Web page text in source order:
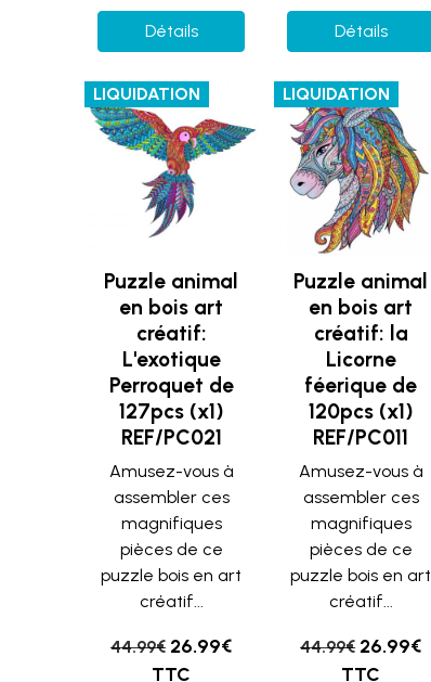
Détails Détails
LIQUIDATION
Puzzle animal
en bois art
créatif:
L'exotique
Perroquet de
127pcs (x1)
REF/PC021
Amusez-vous à
assembler ces
magnifiques
pièces de ce
puzzle bois en art
créatif...
44.99€ 26.99€
TTC
LIQUIDATION
Puzzle animal
en bois art
créatif: la
Licorne
féerique de
120pcs (x1)
REF/PC011
Amusez-vous à
assembler ces
magnifiques
pièces de ce
puzzle bois en art
créatif...
44.99€ 26.99€
TTC